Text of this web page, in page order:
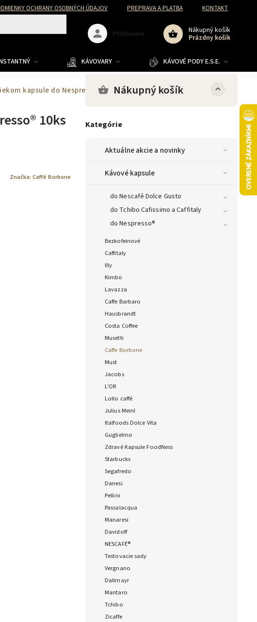
OCHRANY OSOBNÝCH ÚDAJOV PREPRAVA A PLATBA KONTAKT
Nákupný košík
Prázdny košík
Prihlásenie
KÁVOVARY KÁVOVÉ PODY E.S.E.
kapsule do Nespresso® 10ksNákupný košík
Kategórie
Aktuálne akcie a novinky
Kávové kapsule
do Nescafé Dolce Gusto
do Tchibo Cafissimo a Caffitaly
do Nespresso®
Bezkofeinové
Caffitaly
Illy
Kimbo
Lavazza
Caffe Barbaro
Hausbrandt
Costa Coffee
Musetti
Caffe Borbone
Must
Jacobs
L'OR
Lollo caffé
Julius Meinl
Italfoods Dolce Vita
Guglielmo
Zdravé Kapsule FoodNess
Starbucks
Segafredo
Danesi
Pellini
Passalacqua
Manaresi
Davidoff
NESCAFÉ®
Testovacie sady
Vergnano
Dallmayr
Mantaro
Tchibo
Zicaffe
10ks
Značka: Caffé Borbone